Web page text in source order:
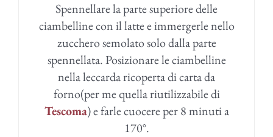
Spennellare la parte superiore delle
ciambelline con il latte e immergerle nello
zucchero semolato solo dalla parte
spennellata. Posizionare le ciambelline
nella leccarda ricoperta di carta da
forno(per me quella riutilizzabile di
Tescoma) e farle cuocere per 8 minuti a
170°.